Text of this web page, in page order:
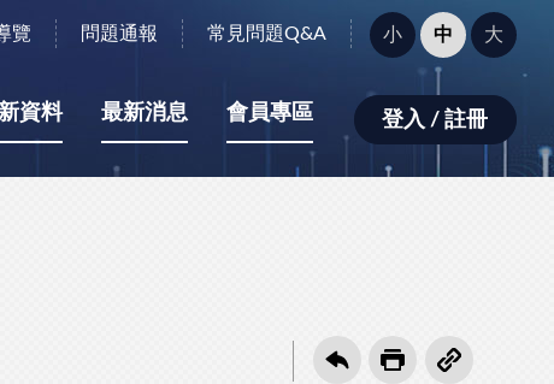
覽 問題通報 常見問題Q&A
字
型
小：
小 中 大
資料 最新消息 會員專區 登入 / 註冊